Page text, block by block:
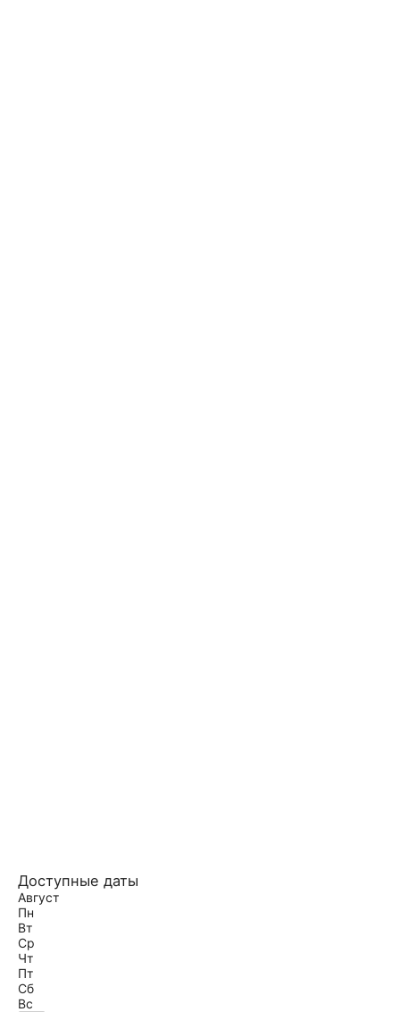
Доступные даты
Август
Пн
Вт
Ср
Чт
Пт
Сб
Вс